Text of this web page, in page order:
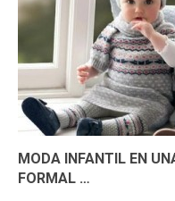
MODA INFANTIL EN
FORMAL …